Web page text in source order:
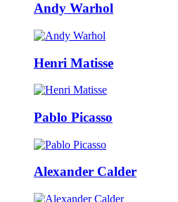
Andy Warhol
Henri Matisse
Pablo Picasso
Alexander Calder